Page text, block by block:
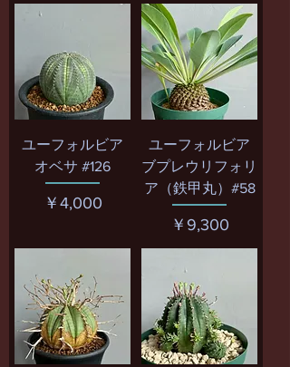
ユーフォルビア
オベサ #126
価格
￥4,000
ユーフォルビア
ブプレウリフォリ
ア（鉄甲丸）#58
価格
￥9,300